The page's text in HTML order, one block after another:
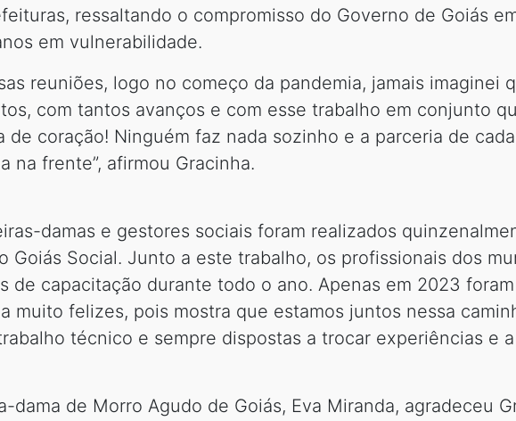
ressaltando o compromisso do Governo de Goiás
em vulnerabilidade.
reuniões, logo no começo da pandemia, jamais imaginei
com tantos avanços e com esse trabalho em conjunto
coração! Ninguém faz nada sozinho e a parceria de
na frente”, afirmou Gracinha.
damas e gestores sociais foram realizados
Goiás Social. Junto a este trabalho, os profissionais dos
de capacitação durante todo o ano. Apenas em 2023
muito felizes, pois mostra que estamos juntos nessa
técnico e sempre dispostas a trocar experiências e a
dama de Morro Agudo de Goiás, Eva Miranda, agradeceu